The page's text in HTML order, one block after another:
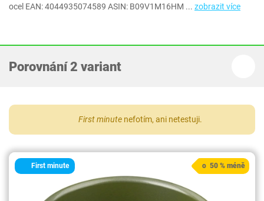
ocel EAN: 4044935074589 ASIN: B09V1M16HM ... zobrazit více
Porovnání 2 variant
First minute nefotím, ani netestuji.
First minute o 50 % méně